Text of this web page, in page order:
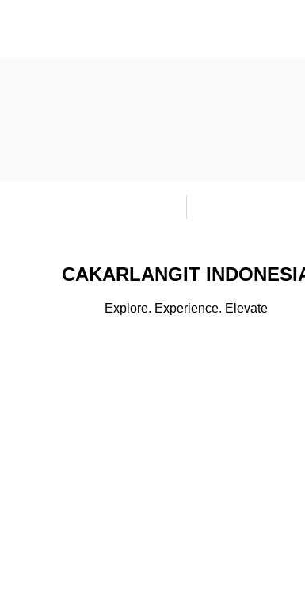
CAKARLANGIT
Explore. Experience. Elevate